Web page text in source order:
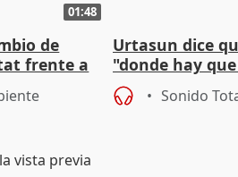
01:48
de
frente a
Urtasun dice
"donde hay
aplicar la Ley
Sonido